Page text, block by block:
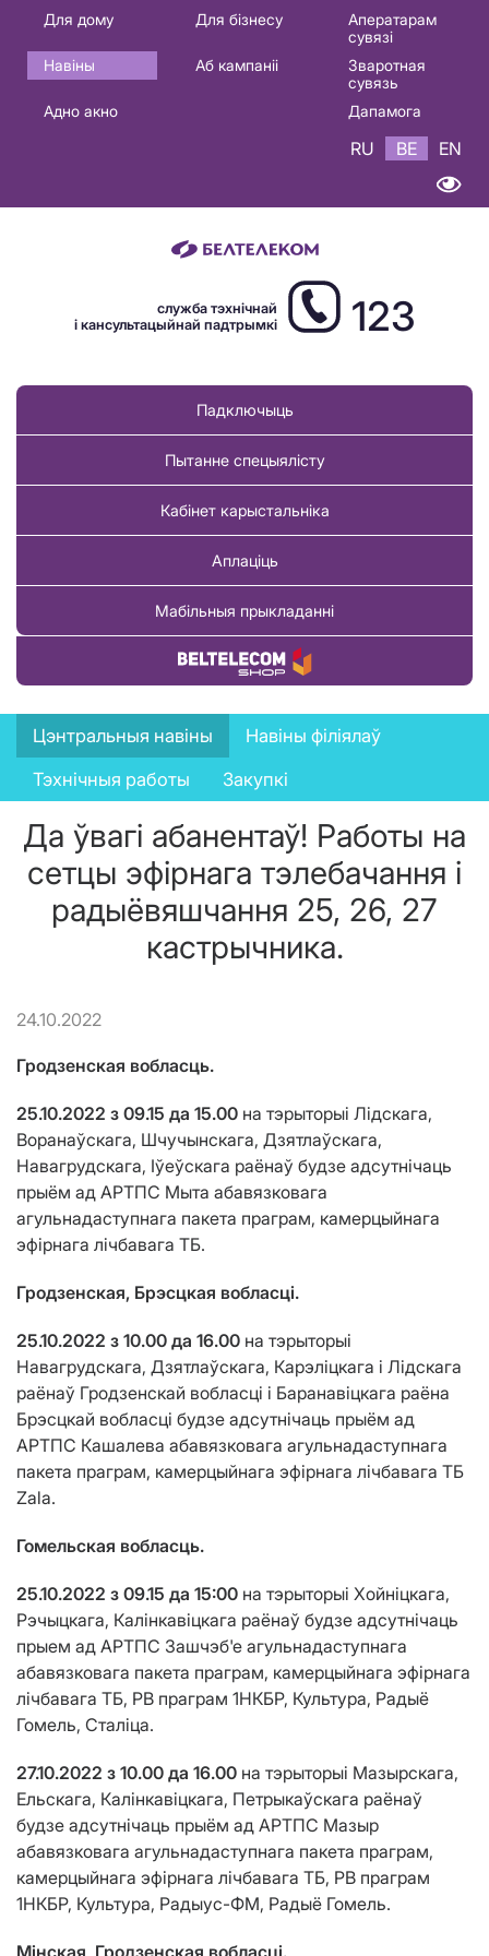
Основная
навигация
BE
Для дому Для бізнесу
Аператарам
сувязі
Навіны
Аб кампаніі
Зваротная
сувязь
Адно акно
Дапамога
RU BE EN
служба тэхнічнай
і кансультацыйнай падтрымкі
123
Падключыць
Пытанне спецыялісту
Кабінет карыстальніка
Аплаціць
Мабільныя прыкладанні
Купіць тавар
News
menu
Цэнтральныя навіны
Навіны філіялаў
Тэхнічныя работы
Закупкі
Да ўвагі абанентаў! Работы на
сетцы эфірнага тэлебачання і
радыёвяшчання 25, 26, 27
кастрычника.
24.10.2022
Гродзенская вобласць.
25.10.2022 з 09.15 да 15.00 на тэрыторыі Лідскага,
Воранаўскага, Шчучынскага, Дзятлаўскага,
Навагрудскага, Іўеўскага раёнаў будзе адсутнічаць
прыём ад АРТПС Мыта абавязковага
агульнадаступнага пакета праграм, камерцыйнага
эфірнага лічбавага ТБ.
Гродзенская, Брэсцкая вобласці.
25.10.2022 з 10.00 да 16.00 на тэрыторыi
Навагрудскага, Дзятлаўскага, Карэліцкага і Лідскага
раёнаў Гродзенскай вобласці і Баранавіцкага раёна
Брэсцкай вобласці будзе адсутнічаць прыём ад
АРТПС Кашалева абавязковага агульнадаступнага
пакета праграм, камерцыйнага эфірнага лічбавага ТБ
Zala.
Гомельская вобласць.
25.10.2022 з 09.15 да 15:00 на тэрыторыі Хойніцкага,
Рэчыцкага, Калінкавіцкага раёнаў будзе адсутнічаць
прыем ад АРТПС Зашчэб'е агульнадаступнага
абавязковага пакета праграм, камерцыйнага эфірнага
лічбавага ТБ, РВ праграм 1НКБР, Культура, Радыё
Гомель, Сталіца.
27.10.2022 з 10.00 да 16.00 на тэрыторыі Мазырскага,
Ельскага, Калінкавіцкага, Петрыкаўскага раёнаў
будзе адсутнічаць прыём ад АРТПС Мазыр
абавязковага агульнадаступнага пакета праграм,
камерцыйнага эфірнага лічбавага ТБ, РВ праграм
1НКБР, Культура, Радыус-ФМ, Радыё Гомель.